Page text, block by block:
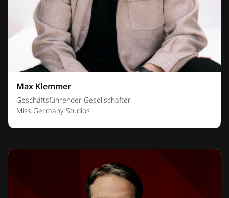
Max Klemmer
Geschäftsführender Gesellschafter
Miss Germany Studios